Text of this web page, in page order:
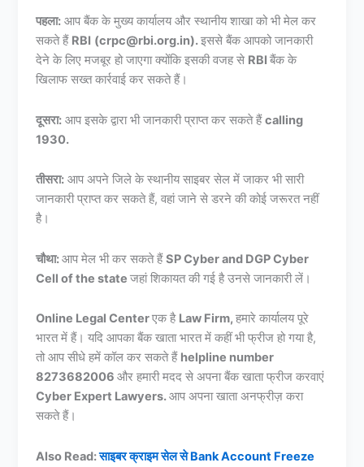
पहला: आप बैंक के मुख्य कार्यालय और स्थानीय शाखा को भी मेल कर
सकते हैं RBI (crpc@rbi.org.in).इससे बैंक आपको जानकारी
देने के लिए मजबूर हो जाएगा क्योंकि इसकी वजह से RBIबैंक के
खिलाफ सख्त कार्रवाई कर सकते हैं।
दूसरा: आप इसके द्वारा भी जानकारी प्राप्त कर सकते हैंcalling
1930.
तीसरा: आप अपने जिले के स्थानीय साइबर सेल में जाकर भी सारी
जानकारी प्राप्त कर सकते हैं, वहां जाने से डरने की कोई जरूरत नहीं
है।
चौथा:आप मेल भी कर सकते हैंSP Cyber and DGP Cyber
Cell of the stateजहां शिकायत की गई है उनसे जानकारी लें।
Online Legal Centerएक है Law Firm,हमारे कार्यालय पूरे
भारत में हैं। यदि आपका बैंक खाता भारत में कहीं भी फ्रीज हो गया है,
तो आप सीधे हमें कॉल कर सकते हैं helpline number
8273682006और हमारी मदद से अपना बैंक खाता फ्रीज करवाएं
Cyber Expert Lawyers.आप अपना खाता अनफ्रीज़ करा
सकते हैं।
Also Read:साइबर क्राइम सेल से Bank Account Freeze